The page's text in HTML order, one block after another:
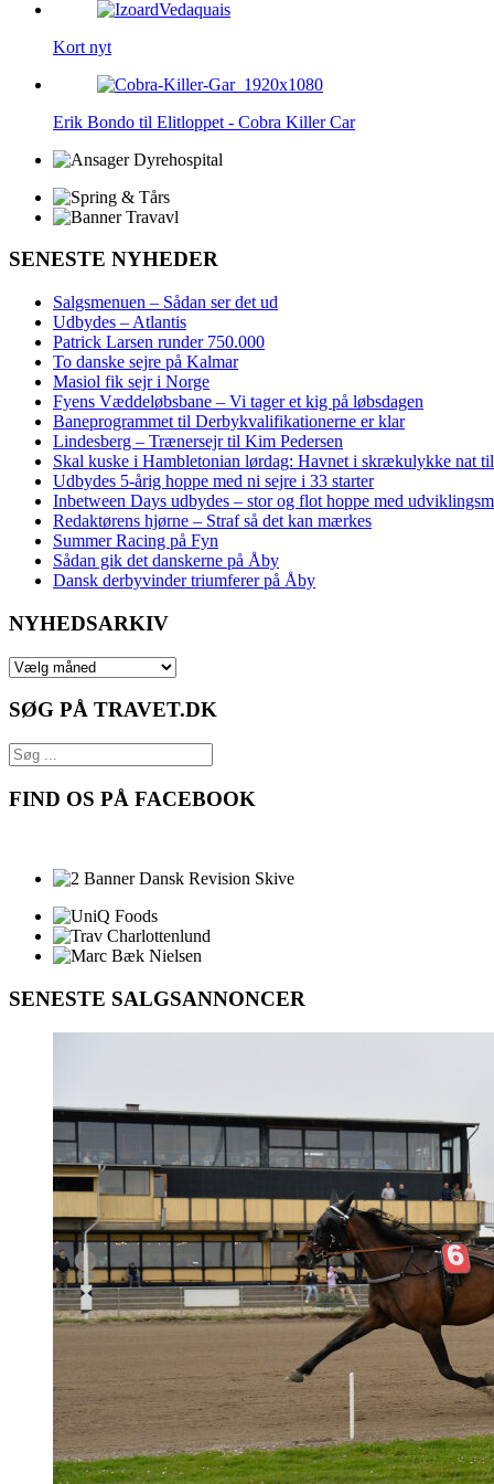
Kort nyt
Erik Bondo til Elitloppet - Cobra Killer Car
SENESTE NYHEDER
Salgsmenuen – Sådan ser det ud
Udbydes – Atlantis
Patrick Larsen runder 750.000
To danske sejre på Kalmar
Masiol fik sejr i Norge
Fyens Væddeløbsbane – Vi tager et kig på løbsdagen
Baneprogrammet til Derbykvalifikationerne er klar
Lindesberg – Trænersejr til Kim Pedersen
Skal kuske i Hambletonian lørdag: Havnet i skrækulykke nat
Udbydes 5‑årig hoppe med ni sejre i 33 starter
Inbetween Days udbydes – stor og flot hoppe med
Redaktørens hjørne – Straf så det kan mærkes
Summer Racing på Fyn
Sådan gik det danskerne på Åby
Dansk derbyvinder triumferer på Åby
NYHEDSARKIV
NYHEDSARKIV
SØG PÅ TRAVET.DK
FIND OS PÅ FACEBOOK
SENESTE SALGSANNONCER